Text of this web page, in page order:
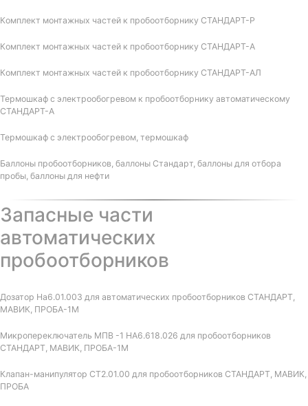
Комплект монтажных частей к пробоотборнику СТАНДАРТ-Р
Комплект монтажных частей к пробоотборнику СТАНДАРТ-А
Комплект монтажных частей к пробоотборнику СТАНДАРТ-АЛ
Термошкаф с электрообогревом к пробоотборнику автоматическому
СТАНДАРТ-А
Термошкаф с электрообогревом, термошкаф
Баллоны пробоотборников, баллоны Стандарт, баллоны для отбора
пробы, баллоны для нефти
Запасные части
автоматических
пробоотборников
Дозатор На6.01.003 для автоматических пробоотборников СТАНДАРТ,
МАВИК, ПРОБА-1М
Микропереключатель МПВ -1 НА6.618.026 для пробоотборников
СТАНДАРТ, МАВИК, ПРОБА-1М
Клапан-манипулятор СТ2.01.00 для пробоотборников СТАНДАРТ, МАВИК,
ПРОБА